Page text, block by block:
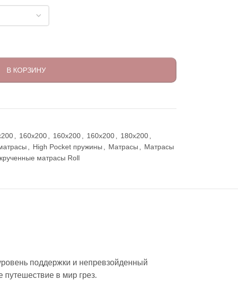
В КОРЗИНУ
160x200 160x200 160x200 180x200
High Pocket пружины Матрасы
Матрасы
матрасы Roll
поддержки и непревзойденный
в мир грез.